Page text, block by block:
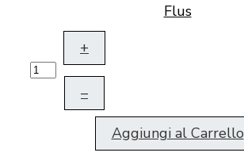
Flus
+
–
Aggiungi al Carrello